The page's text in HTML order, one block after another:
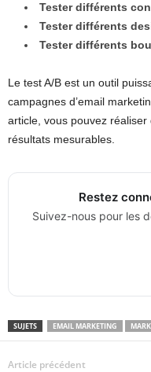
Tester différents
Tester différents
Tester différents
Le test A/B est un outil
campagnes d’email
article, vous pouvez
résultats mesurables.
Restez
Suivez-nous pour les
SUJETS EMAIL MARKETING
Article précédent